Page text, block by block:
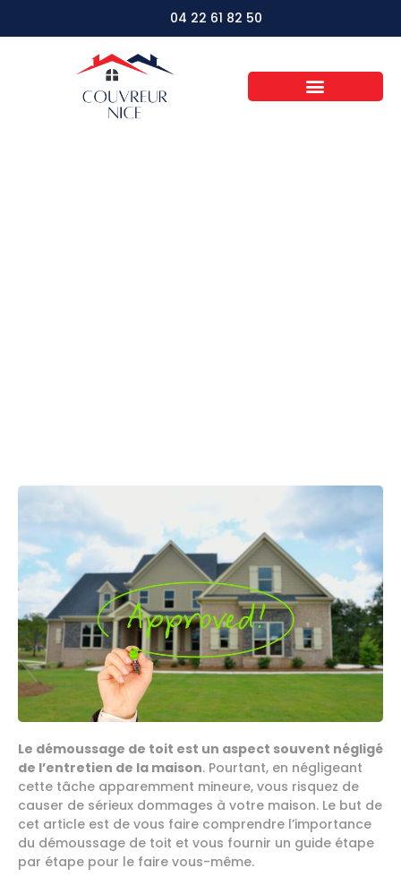
04 22 61 82 50
Le démoussage de toit est un aspect souvent négligé
de l’entretien de la maison. Pourtant, en négligeant
cette tâche apparemment mineure, vous risquez de
causer de sérieux dommages à votre maison. Le but de
cet article est de vous faire comprendre l’importance
du démoussage de toit et vous fournir un guide étape
par étape pour le faire vous-même.